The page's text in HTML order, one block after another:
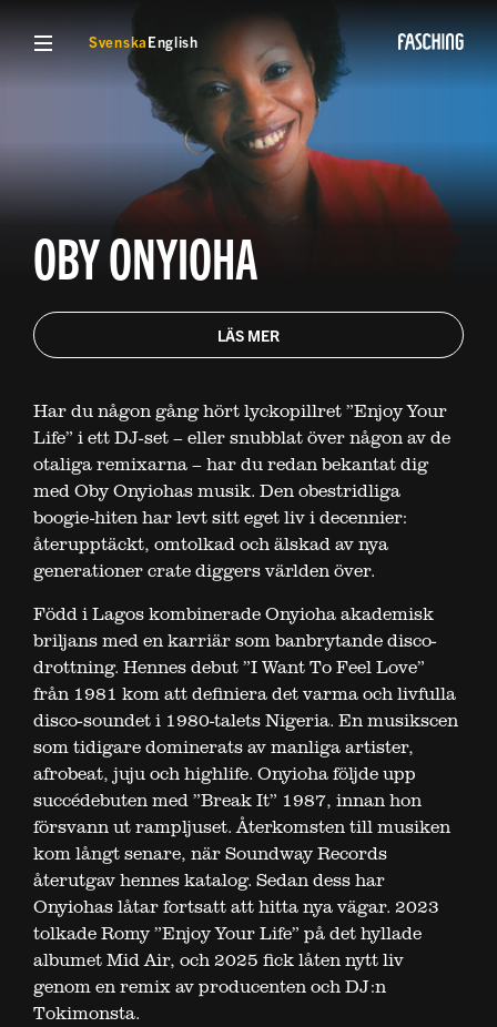
VISA MENYSvenskaEnglish
OBY ONYIOHA
LÄS MER
Har du någon gång hört lyckopillret ”Enjoy Your
Life” i ett DJ-set – eller snubblat över någon av de
otaliga remixarna – har du redan bekantat dig
med Oby Onyiohas musik. Den obestridliga
boogie-hiten har levt sitt eget liv i decennier:
återupptäckt, omtolkad och älskad av nya
generationer crate diggers världen över.
Född i Lagos kombinerade Onyioha akademisk
briljans med en karriär som banbrytande disco-
drottning. Hennes debut ”I Want To Feel Love”
från 1981 kom att definiera det varma och livfulla
disco-soundet i 1980-talets Nigeria. En musikscen
som tidigare dominerats av manliga artister,
afrobeat, juju och highlife. Onyioha följde upp
succédebuten med ”Break It” 1987, innan hon
försvann ut rampljuset. Återkomsten till musiken
kom långt senare, när Soundway Records
återutgav hennes katalog. Sedan dess har
Onyiohas låtar fortsatt att hitta nya vägar. 2023
tolkade Romy ”Enjoy Your Life” på det hyllade
albumet Mid Air, och 2025 fick låten nytt liv
genom en remix av producenten och DJ:n
Tokimonsta.